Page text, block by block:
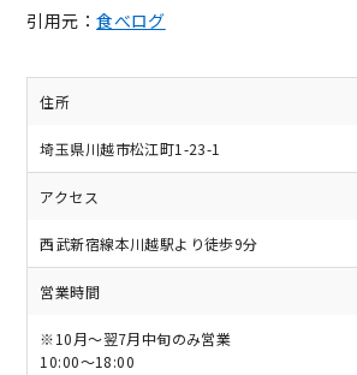
引用元：食べログ
住所
埼玉県川越市松江町1-23-1
アクセス
西武新宿線本川越駅より徒歩9分
営業時間
※10月～翌7月中旬のみ営業
10:00～18:00